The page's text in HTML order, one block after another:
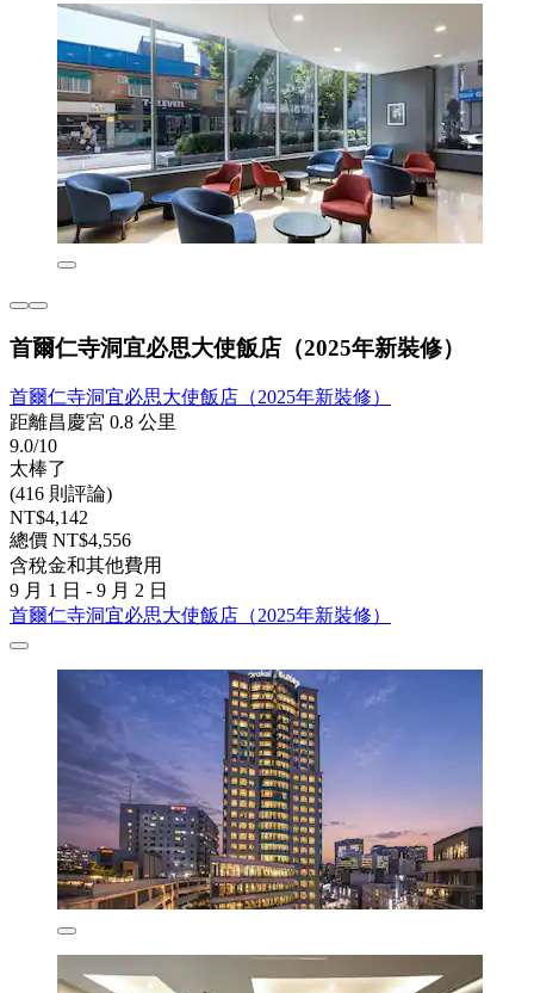
首爾仁寺洞宜必思大使飯店（2025年新裝修）
首爾仁寺洞宜必思大使飯店（2025年新裝修）
距離昌慶宮 0.8 公里
9.0/10
太棒了
(416 則評論)
NT$4,142
總價 NT$4,556
含稅金和其他費用
9 月 1 日 - 9 月 2 日
首爾仁寺洞宜必思大使飯店（2025年新裝修）